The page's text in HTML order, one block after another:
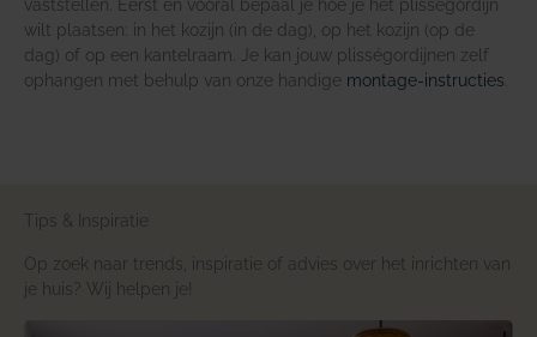
vaststellen. Eerst en vooral bepaal je hoe je het plisségordijn
wilt plaatsen: in het kozijn (in de dag), op het kozijn (op de
dag) of op een kantelraam. Je kan jouw plisségordijnen zelf
ophangen met behulp van onze handige montage-instructies
Tips & Inspiratie
Op zoek naar trends, inspiratie of advies over het inrichten van
je huis? Wij helpen je!